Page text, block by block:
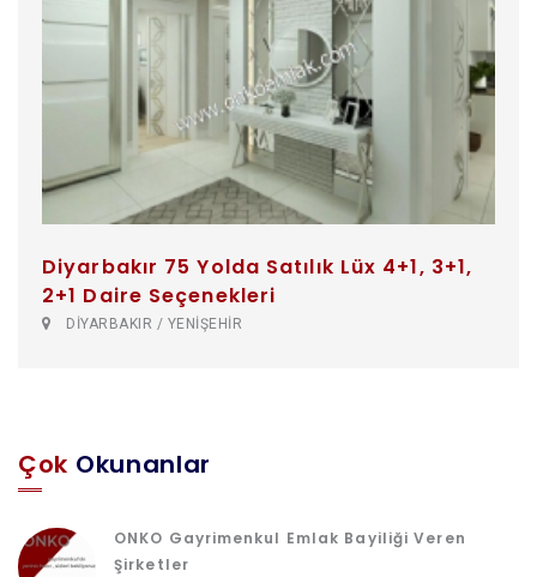
Diyarbakır 75 Yolda Satılık Lüx 4+1, 3+1,
2+1 Daire Seçenekleri
DİYARBAKIR / YENİŞEHİR
Çok Okunanlar
ONKO Gayrimenkul Emlak Bayiliği Veren
Şirketler